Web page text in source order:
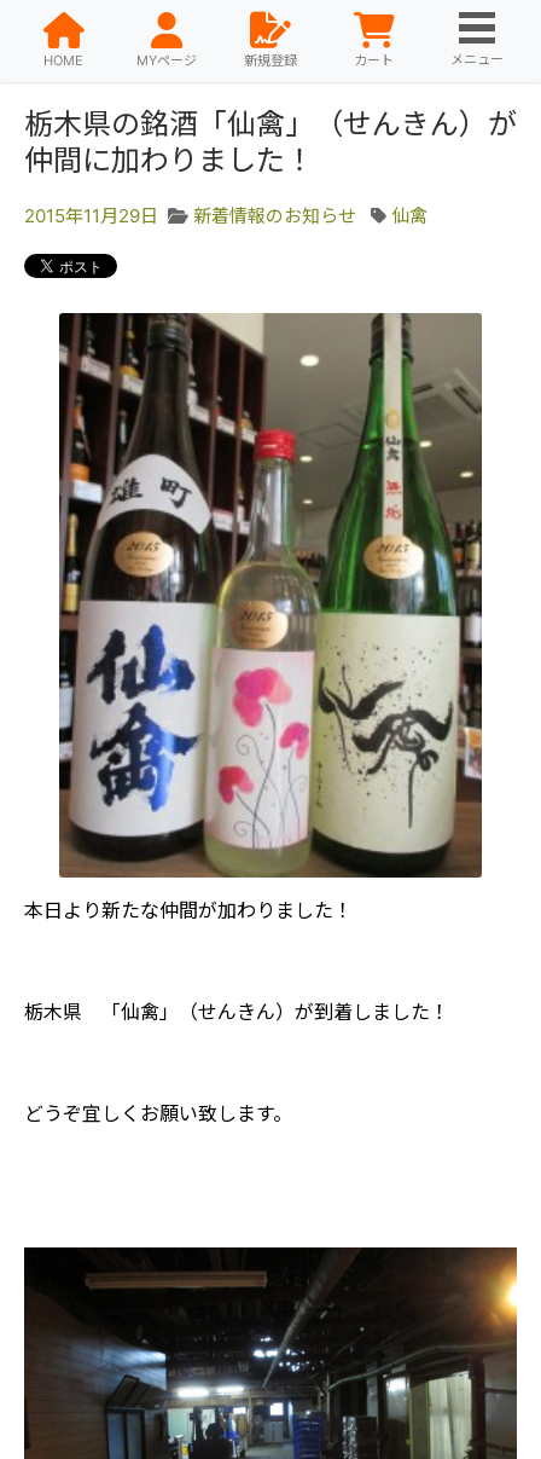
HOME MYページ 新規登録 カート メニュー
栃木県の銘酒「仙禽」（せんきん）が
仲間に加わりました！
2015年11月29日 新着情報のお知らせ 仙禽
本日より新たな仲間が加わりました！
栃木県 「仙禽」（せんきん）が到着しました！
どうぞ宜しくお願い致します。